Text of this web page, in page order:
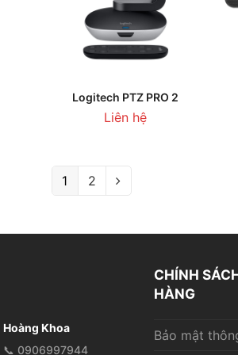
LIÊN HỆ BÁO GIÁ
Logitech PTZ PRO 2
Liên hệ
1 2
Hoàng Khoa
📞 0906997944
CHÍNH
HÀNG
Bảo mật